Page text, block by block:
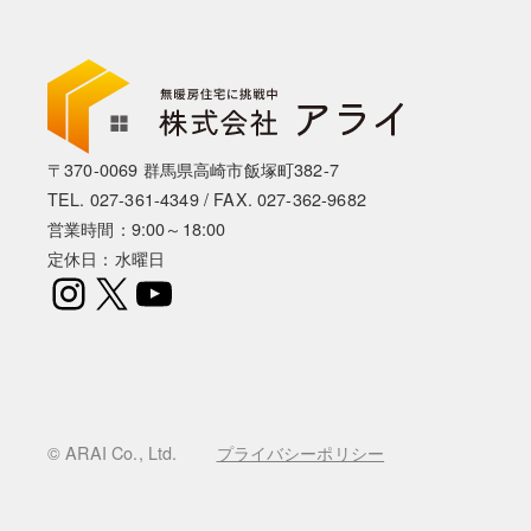
〒370-0069 群馬県高崎市飯塚町382-7
TEL. 027-361-4349/ FAX. 027-362-9682
営業時間：9:00～18:00
定休日：水曜日
Instagram
X YouTube
© ARAI Co., Ltd. プライバシーポリシー